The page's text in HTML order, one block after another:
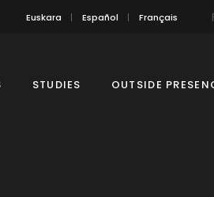
Euskara Español Français
STUDIES OUTSIDE